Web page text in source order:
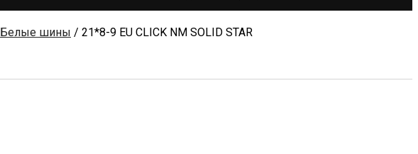
Белые шины / 21*8-9 EU CLICK NM SOLID STAR